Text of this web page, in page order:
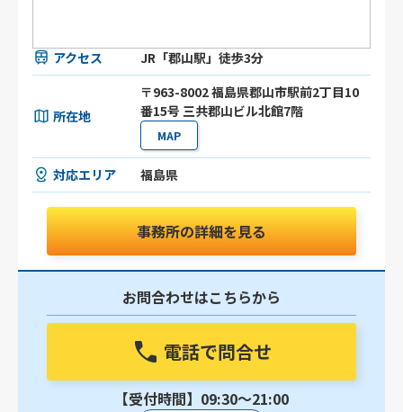
アクセス JR「郡山駅」徒歩3分
所在地
〒963-8002 福島県郡山市駅前2丁目10
番15号 三共郡山ビル北館7階
MAP
対応エリア 福島県
事務所の詳細を見る
お問合わせはこちらから
電話で問合せ
【受付時間】09:30〜21:00